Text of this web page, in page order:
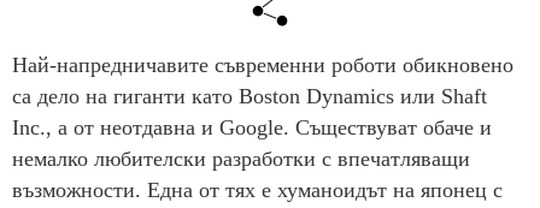
Най-напредничавите съвременни роботи обикновено
са дело на гиганти като Boston Dynamics или Shaft
Inc., а от неотдавна и Google. Съществуват обаче и
немалко любителски разработки с впечатляващи
възможности. Една от тях е хуманоидът на японец с